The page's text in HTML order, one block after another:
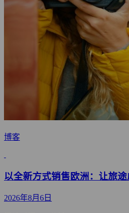
博客
以全新方式销售欧洲：让旅
2026年8月6日